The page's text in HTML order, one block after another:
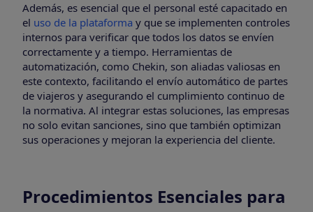
Además, es esencial que el personal esté capacitado en
el uso de la plataforma y que se implementen controles
internos para verificar que todos los datos se envíen
correctamente y a tiempo. Herramientas de
automatización, como Chekin, son aliadas valiosas en
este contexto, facilitando el envío automático de partes
de viajeros y asegurando el cumplimiento continuo de
la normativa. Al integrar estas soluciones, las empresas
no solo evitan sanciones, sino que también optimizan
sus operaciones y mejoran la experiencia del cliente.
Procedimientos Esenciales para